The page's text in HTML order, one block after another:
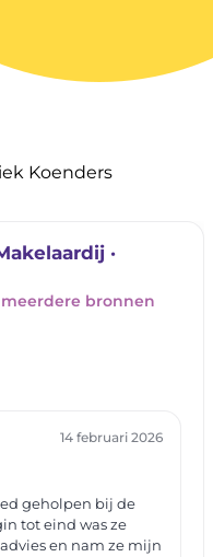
Koenders